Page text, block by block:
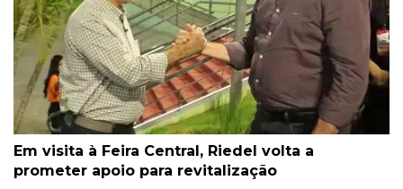
Em visita à Feira Central, Riedel volta a
prometer apoio para revitalização